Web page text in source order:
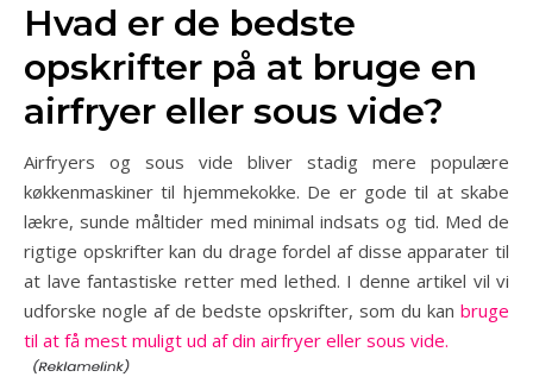
Hvad er de bedste
opskrifter på at bruge en
airfryer eller sous vide?
Airfryers og sous vide bliver stadig mere populære
køkkenmaskiner til hjemmekokke. De er gode til at skabe
lækre, sunde måltider med minimal indsats og tid. Med de
rigtige opskrifter kan du drage fordel af disse apparater til
at lave fantastiske retter med lethed. I denne artikel vil vi
udforske nogle af de bedste opskrifter, som du kan bruge
til at få mest muligt ud af din airfryer eller sous vide.